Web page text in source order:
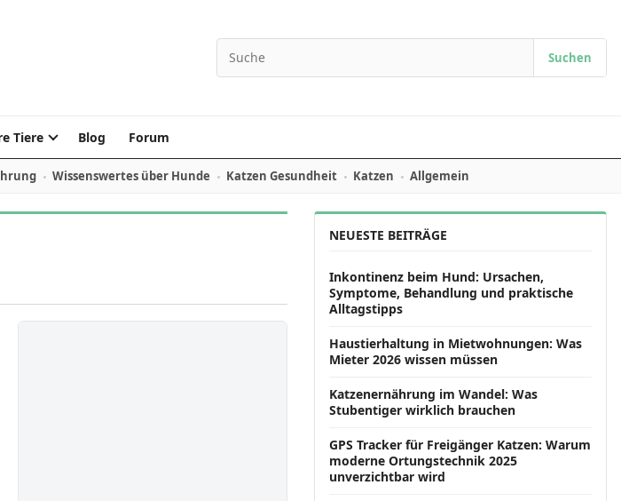
Search for: Suchen
Tiere Blog Forum
Wissenswertes über Hunde Katzen Gesundheit Katzen Allgemein
NEUESTE BEITRÄGE
Inkontinenz beim Hund: Ursachen,
Symptome, Behandlung und praktische
Alltagstipps
Haustierhaltung in Mietwohnungen: Was
Mieter 2026 wissen müssen
Katzenernährung im Wandel: Was
Stubentiger wirklich brauchen
GPS Tracker für Freigänger Katzen: Warum
moderne Ortungstechnik 2025
unverzichtbar wird